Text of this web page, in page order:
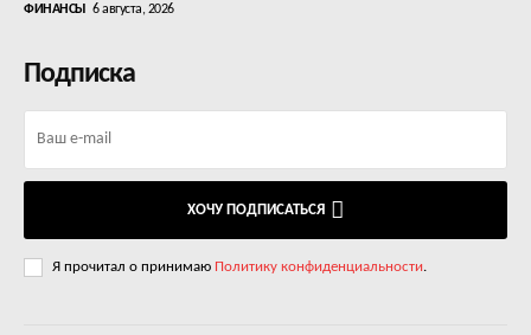
ФИНАНСЫ 6 августа, 2026
Подписка
ХОЧУ ПОДПИСАТЬСЯ
Я прочитал о принимаю Политику конфиденциальности.